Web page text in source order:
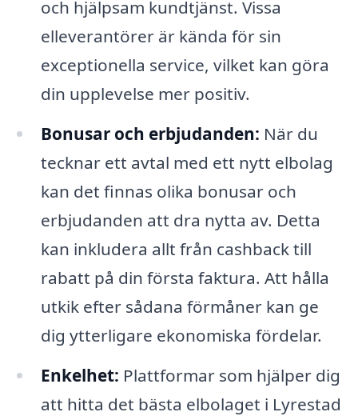
och hjälpsam kundtjänst. Vissa
elleverantörer är kända för sin
exceptionella service, vilket kan göra
din upplevelse mer positiv.
Bonusar och erbjudanden: När du
tecknar ett avtal med ett nytt elbolag
kan det finnas olika bonusar och
erbjudanden att dra nytta av. Detta
kan inkludera allt från cashback till
rabatt på din första faktura. Att hålla
utkik efter sådana förmåner kan ge
dig ytterligare ekonomiska fördelar.
Enkelhet: Plattformar som hjälper dig
att hitta det bästa elbolaget i Lyrestad